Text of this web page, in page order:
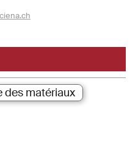
des matériaux